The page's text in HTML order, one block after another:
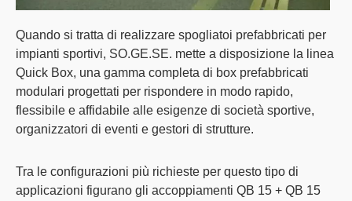
Quando si tratta di realizzare spogliatoi prefabbricati per
impianti sportivi, SO.GE.SE. mette a disposizione la linea
Quick Box, una gamma completa di box prefabbricati
modulari progettati per rispondere in modo rapido,
flessibile e affidabile alle esigenze di società sportive,
organizzatori di eventi e gestori di strutture.
Tra le configurazioni più richieste per questo tipo di
applicazioni figurano gli accoppiamenti QB 15 + QB 15